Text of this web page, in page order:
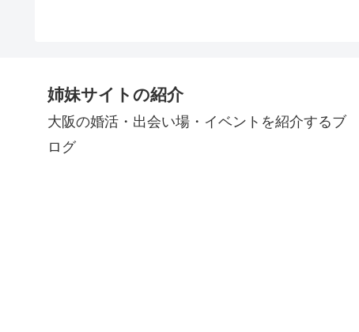
姉妹サイトの紹介
大阪の婚活・出会い場・イベントを紹介するブ
ログ